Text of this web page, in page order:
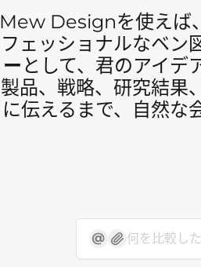
Mew Designを使えば
フェッショナルなベン
ー として、君のアイデ
製品、戦略、研究結果
に伝えるまで、自然な